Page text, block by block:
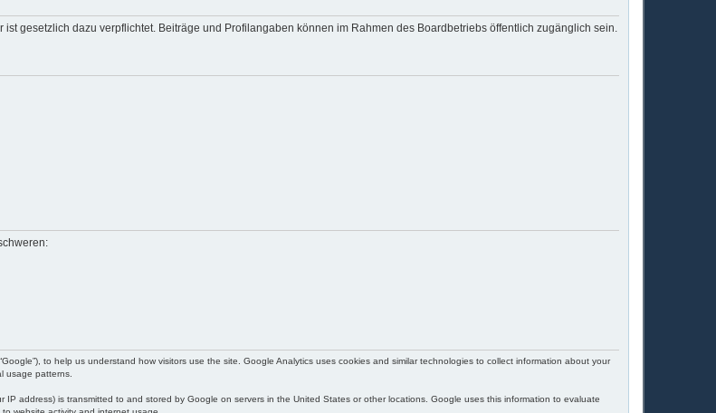
gesetzlich dazu verpflichtet. Beiträge und Profilangaben können im Rahmen des Boardbetriebs öffentlich zugänglich sein.
to help us understand how visitors use the site. Google Analytics uses cookies and similar technologies to collect information about your
usage patterns.
address) is transmitted to and stored by Google on servers in the United States or other locations. Google uses this information to evaluate